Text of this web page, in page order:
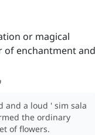
or magical
of enchantment and
and a loud ' sim sala
the ordinary
of flowers.